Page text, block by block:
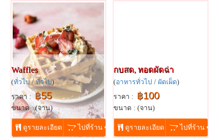
Waffles
(ทั่วไป/ทั่วไป)
ราคา : ฿55
ขนาด : (จาน)
...
ดูรายละเอียด ไปที่ร้าน
กบสด, ทอดผัดฉ่า
(อาหารทั่วไป / ผัดเผ็ด)
ราคา : ฿100
ขนาด : (จาน)
...
ดูรายละเอียด ไปที่ร้าน